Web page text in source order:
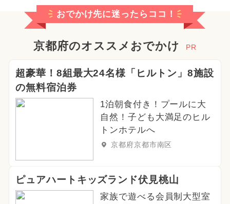
2024年10月のイベント
2025年4月のイベント
2025年12月のイベント
2026年5月のイベント
2025年1月のイベント
2025年5月のイベント
2026年3月のイベント
2024年5月のイベント
おでかけ先に迷ったらココ！
京都府のオススメおでかけ PR
超豪華！8組最大24名様「ヒルトン」8施設
の無料宿泊券
1泊朝食付き！プールに大
自然！子ども大満足のヒル
トンホテルへ
京都府京都市南区
ピュアハートキッズランド伏見桃山
家族で遊べる会員制大型室